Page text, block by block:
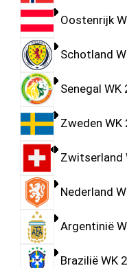
Oostenrijk
Schotland
Senegal
Zweden
Zwitserland
Nederland
Argentinië
Brazilië WK